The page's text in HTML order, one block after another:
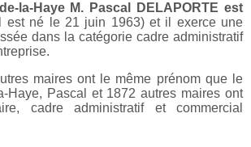
la-Haye M. Pascal DELAPORTE est
est né le 21 juin 1963) et il exerce une
dans la catégorie cadre administratif
maires ont le même prénom que le
Haye, Pascal et 1872 autres maires ont
cadre administratif et commercial